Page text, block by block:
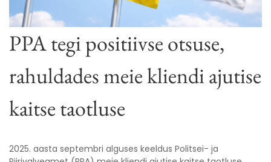
PPA tegi positiivse otsuse,
rahuldades meie kliendi ajutise
kaitse taotluse
2025. aasta septembri alguses keeldus Politsei- ja